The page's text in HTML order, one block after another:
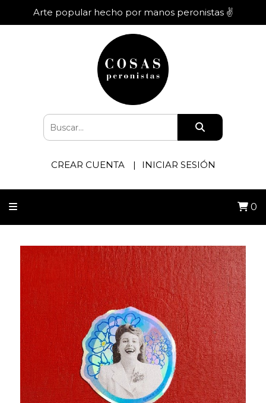
Arte popular hecho por manos peronistas ✌️
CREAR CUENTA INICIAR SESIÓN
0